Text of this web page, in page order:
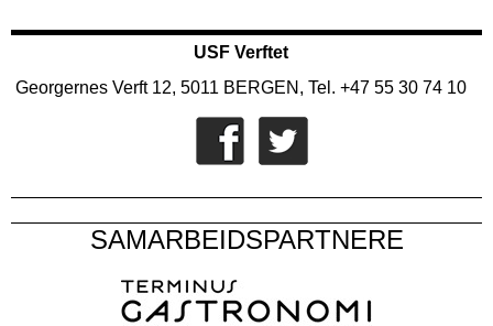
USF Verftet
Georgernes Verft 12, 5011 BERGEN, Tel. +47 55 30 74 10
SAMARBEIDSPARTNERE